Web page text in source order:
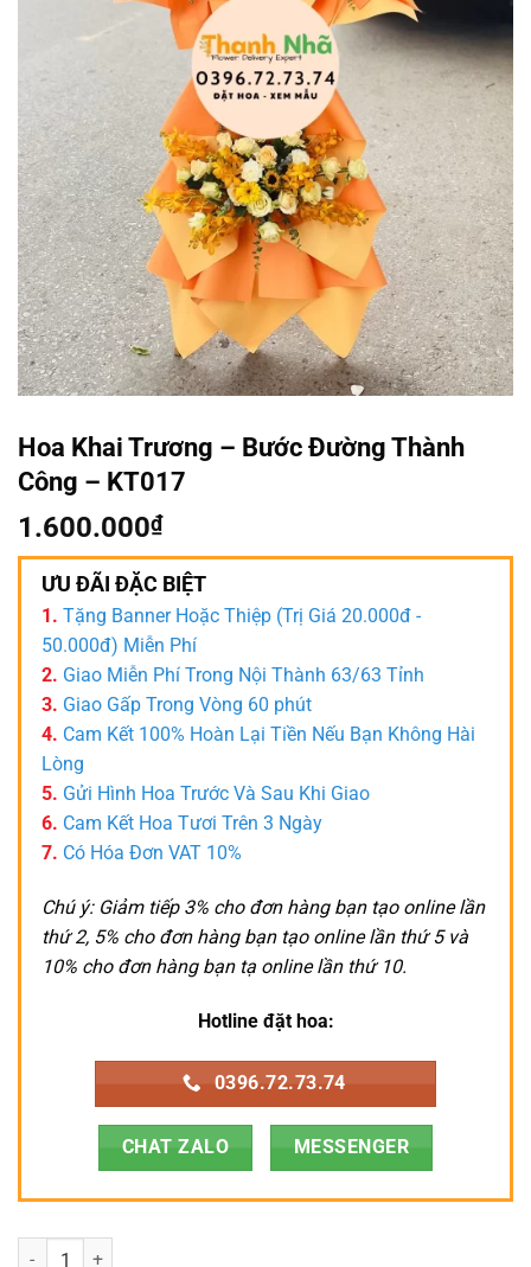
Hoa Khai Trương – Bước Đường Thành
Công – KT017
1.600.000₫
ƯU ĐÃI ĐẶC BIỆT
1. Tặng Banner Hoặc Thiệp (Trị Giá 20.000đ -
50.000đ) Miễn Phí
2. Giao Miễn Phí Trong Nội Thành 63/63 Tỉnh
3. Giao Gấp Trong Vòng 60 phút
4. Cam Kết 100% Hoàn Lại Tiền Nếu Bạn Không Hài
Lòng
5. Gửi Hình Hoa Trước Và Sau Khi Giao
6. Cam Kết Hoa Tươi Trên 3 Ngày
7. Có Hóa Đơn VAT 10%
Chú ý: Giảm tiếp 3% cho đơn hàng bạn tạo online lần
thứ 2, 5% cho đơn hàng bạn tạo online lần thứ 5 và
10% cho đơn hàng bạn tạ online lần thứ 10.
Hotline đặt hoa:
0396.72.73.74
CHAT ZALO MESSENGER
Hoa Khai Trương - Bước Đường Thành Công - KT017 số lượng